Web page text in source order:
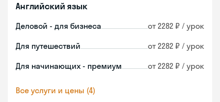
Английский язык
Деловой - для бизнеса от 2282 ₽ / урок
Для путешествий от 2282 ₽ / урок
Для начинающих - премиум от 2282 ₽ / урок
Все услуги и цены (4)